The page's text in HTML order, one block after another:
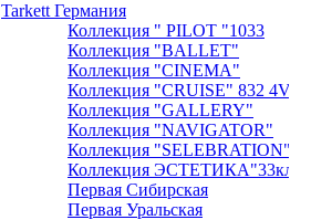
Tarkett Германия
Коллекция " PILOT "1033
Коллекция "BALLET"
Коллекция "CINEMA"
Коллекция "CRUISE" 832 4V
Коллекция "GALLERY"
Коллекция "NAVIGATOR"
Коллекция "SELEBRATION"
Коллекция ЭСТЕТИКА"33кл.
Первая Сибирская
Первая Уральская